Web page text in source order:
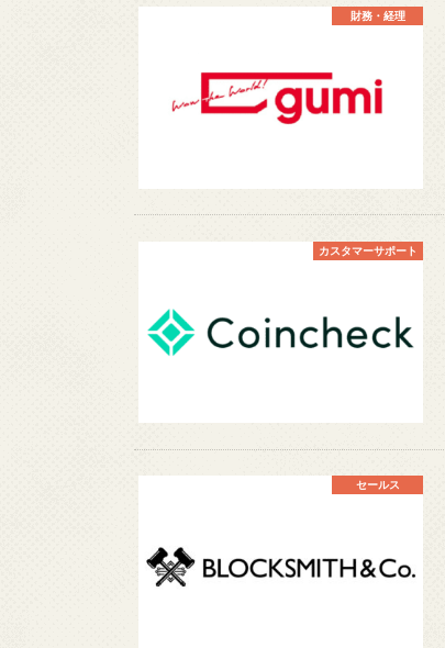
財務・経理
カスタマーサポート
セールス